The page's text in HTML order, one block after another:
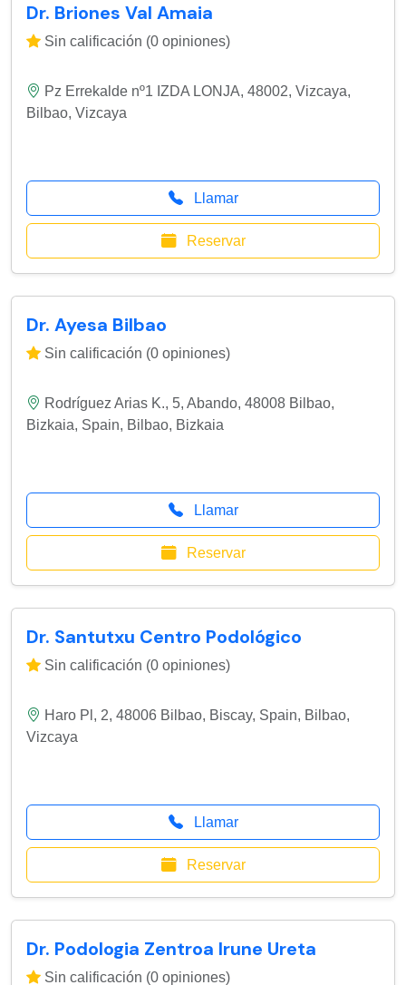
Dr. Briones Val Amaia
Sin calificación (0 opiniones)
Pz Errekalde nº1 IZDA LONJA, 48002, Vizcaya,
Bilbao, Vizcaya
Llamar
Reservar
Dr. Ayesa Bilbao
Sin calificación (0 opiniones)
Rodríguez Arias K., 5, Abando, 48008 Bilbao,
Bizkaia, Spain, Bilbao, Bizkaia
Llamar
Reservar
Dr. Santutxu Centro Podológico
Sin calificación (0 opiniones)
Haro Pl, 2, 48006 Bilbao, Biscay, Spain, Bilbao,
Vizcaya
Llamar
Reservar
Dr. Podologia Zentroa Irune Ureta
Sin calificación (0 opiniones)